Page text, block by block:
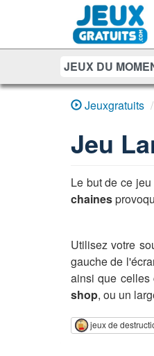
JEUX DU
UNO DISCO DÉFI
Jeuxgratuits
Jeu
Le but de ce
chaines
Utilisez votre
gauche de
ainsi que celles
shop, ou un
jeux de